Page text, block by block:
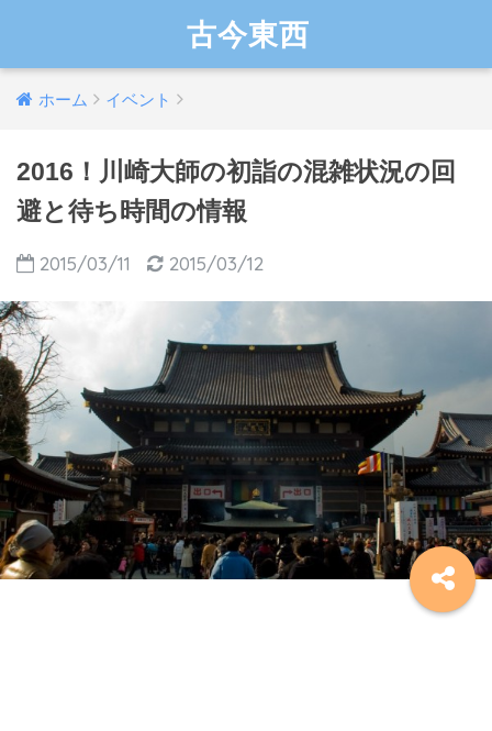
古今東西
ホーム イベント
2016！川崎大師の初詣の混雑状況の回
避と待ち時間の情報
2015/03/11 2015/03/12